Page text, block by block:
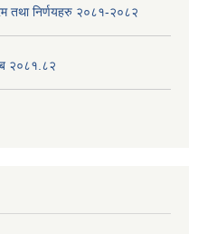
तथा निर्णयहरु २०८१-२०८२
२०८१.८२